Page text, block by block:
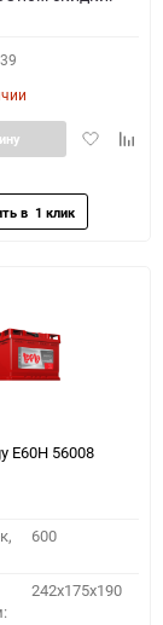
Добавить
E60H 56008
600
242x175x190